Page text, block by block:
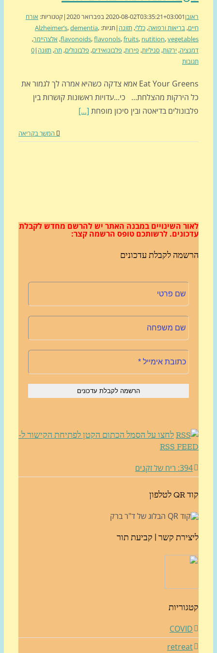
2020-08-02T03:35:21+03:00
|קטגוריות:אורח
בריאות ורפואה,כללי,תזונה|תגיות: Alzheimer’s,dementia,
flavonoids,flavonols,fruits,nutition,
,אלצהיימר
ירקות,סניליות,פירות,פלבונואידים,פלבונולים ,תה,תזונה |
0
Eat Your Greens אמא צדקה כשהיא אמרה לך לגמור את
הירקות מהצלחת... כי...עדויות ראשונות קושרות בין
בדיאטה ובין סיכון מופחת [...]
המשך בקריאה
השינויים במבנה האתריש להרשם מחדש לקבלת
לרשותכם טופס הרשמה קצר:
לקבלת עדכונים
לחצו על הסמל הכתום הקטן לפתיחת הקישור ל-
RSS
קשר | קביעת תור